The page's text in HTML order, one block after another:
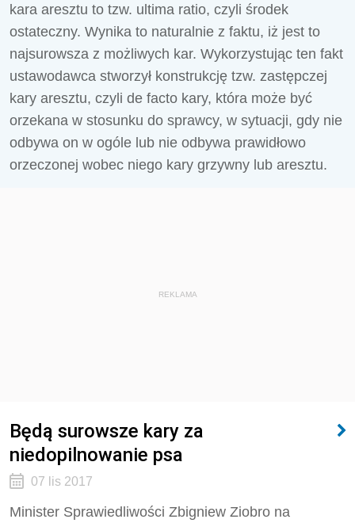
kara aresztu to tzw. ultima ratio, czyli środek
ostateczny. Wynika to naturalnie z faktu, iż jest to
najsurowsza z możliwych kar. Wykorzystując ten fakt
ustawodawca stworzył konstrukcję tzw. zastępczej
kary aresztu, czyli de facto kary, która może być
orzekana w stosunku do sprawcy, w sytuacji, gdy nie
odbywa on w ogóle lub nie odbywa prawidłowo
orzeczonej wobec niego kary grzywny lub aresztu.
REKLAMA
Będą surowsze kary za
niedopilnowanie psa
07 lis 2017
Minister Sprawiedliwości Zbigniew Ziobro na